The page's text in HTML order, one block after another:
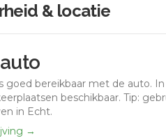
& locatie
goed bereikbaar met de auto.
beschikbaar. Tip:
in Echt.
→